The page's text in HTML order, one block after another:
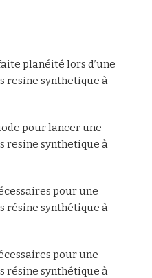
planéité lors d’une
resine synthetique à
pour lancer une
resine synthetique à
pour une
résine synthétique à
pour une
résine synthétique à